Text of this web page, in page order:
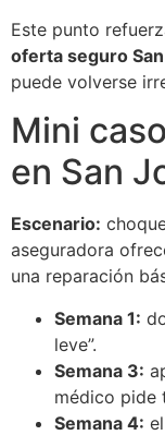
Este punto
oferta seguro
puede volverse
Mini
en San
Escenario:
aseguradora
una reparación
Semana 1:
leve”.
Semana 3:
médico pide
Semana 4: